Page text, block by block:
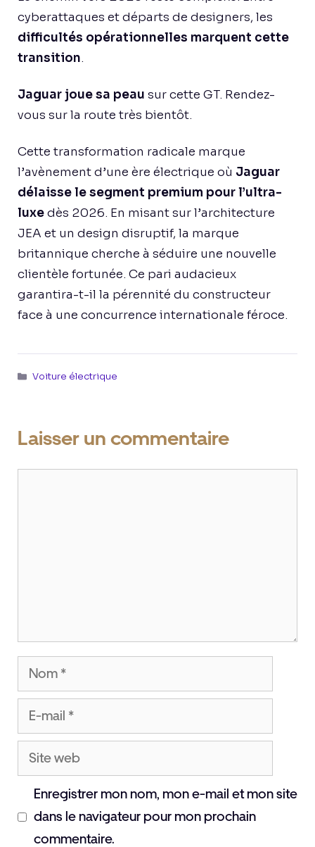
cyberattaques et départs de designers, les
difficultés opérationnelles marquent cette
transition.
Jaguar joue sa peau sur cette GT. Rendez-
vous sur la route très bientôt.
Cette transformation radicale marque
l’avènement d’une ère électrique où Jaguar
délaisse le segment premium pour l’ultra-
luxedès 2026. En misant sur l’architecture
JEA et un design disruptif, la marque
britannique cherche à séduire une nouvelle
clientèle fortunée. Ce pari audacieux
garantira-t-il la pérennité du constructeur
face à une concurrence internationale féroce.
Catégories
Voiture électrique
Laisser un commentaire
Nom
mail
Site
web
Enregistrer mon nom, mon e-mail et mon site
dans le navigateur pour mon prochain
commentaire.